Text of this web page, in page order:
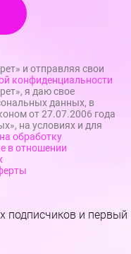
и отправляя свои
конфиденциальности
я даю свое
данных, в
от 27.07.2006 года
на условиях и для
обработку
в отношении
подписчиков и первый